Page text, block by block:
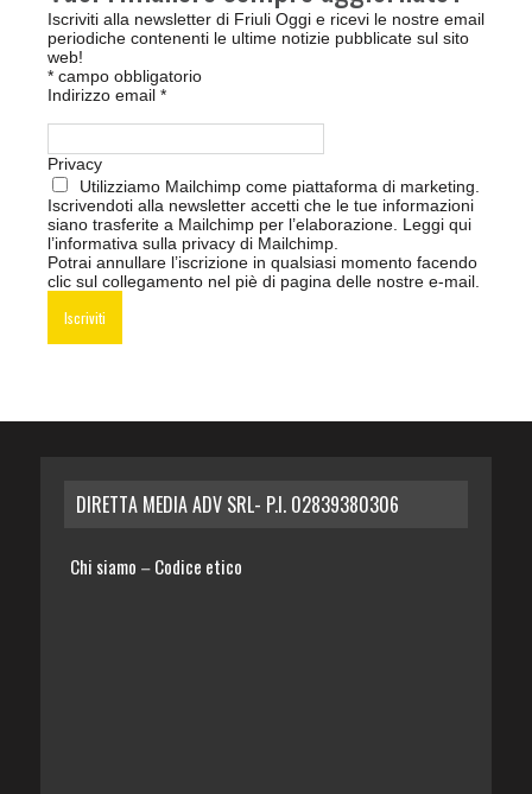
Iscriviti alla newsletter di Friuli Oggi e ricevi le nostre email
periodiche contenenti le ultime notizie pubblicate sul sito
web!
* campo obbligatorio
Indirizzo email *
Privacy
Utilizziamo Mailchimp come piattaforma di marketing.
Iscrivendoti alla newsletter accetti che le tue informazioni
siano trasferite a Mailchimp per l’elaborazione. Leggi qui
l’informativa sulla privacy di Mailchimp
Potrai annullare l’iscrizione in qualsiasi momento facendo
clic sul collegamento nel piè di pagina delle nostre e-mail.
DIRETTA MEDIA ADV SRL- P.I. 02839380306
Chi siamo – Codice etico